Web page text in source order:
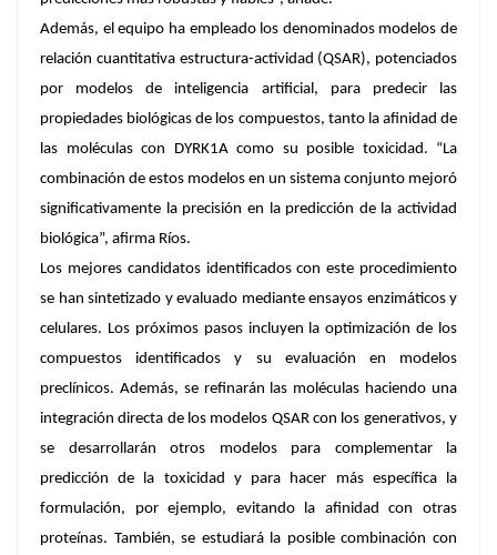
Además, el equipo ha empleado los denominados modelos de
relación cuantitativa estructura-actividad (QSAR), potenciados
por modelos de inteligencia artificial, para predecir las
propiedades biológicas de los compuestos, tanto la afinidad de
las moléculas con DYRK1A como su posible toxicidad. “La
combinación de estos modelos en un sistema conjunto mejoró
significativamente la precisión en la predicción de la actividad
biológica”, afirma Ríos.
Los mejores candidatos identificados con este procedimiento
se han sintetizado y evaluado mediante ensayos enzimáticos y
celulares. Los próximos pasos incluyen la optimización de los
compuestos identificados y su evaluación en modelos
preclínicos. Además, se refinarán las moléculas haciendo una
integración directa de los modelos QSAR con los generativos, y
se desarrollarán otros modelos para complementar la
predicción de la toxicidad y para hacer más específica la
formulación, por ejemplo, evitando la afinidad con otras
proteínas. También, se estudiará la posible combinación con